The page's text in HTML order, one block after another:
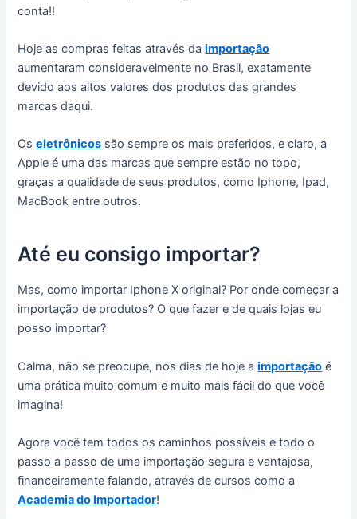
conta!!
Hoje as compras feitas através daimportação
aumentaram consideravelmente no Brasil, exatamente
devido aos altos valores dos produtos das grandes
marcas daqui.
Oseletrônicos são sempre os mais preferidos, e claro, a
Apple é uma das marcas que sempre estão no topo,
graças a qualidade de seus produtos, como Iphone, Ipad,
MacBook entre outros.
Até eu consigo importar?
Mas, como importar Iphone X original? Por onde começar a
importação de produtos? O que fazer e de quais lojas eu
posso importar?
Calma, não se preocupe, nos dias de hoje aimportação é
uma prática muito comum e muito mais fácil do que você
imagina!
Agora você tem todos os caminhos possíveis e todo o
passo a passo de uma importação segura e vantajosa,
financeiramente falando, através de cursos como a
Academia do Importador!